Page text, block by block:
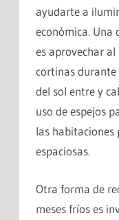
ayudarte a
económica. Una
es aprovechar
cortinas
del sol entre y
uso de espejos
las habitaciones
espaciosas.
Otra forma de
meses fríos es